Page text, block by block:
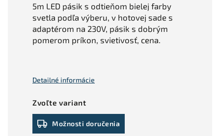
Zvoľte variant
Možnosti doručenia
5m LED pásik s odtieňom bielej farby
svetla podľa výberu, v hotovej sade s
adaptérom na 230V, pásik s dobrým
pomerom príkon, svietivosť, cena.
Detailné informácie